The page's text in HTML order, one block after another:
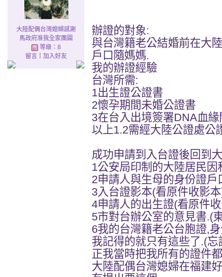
大陸配偶台灣媳婦感謝
馬政府准我全家團圓
等級：8
留言｜ 加入好友
辦證的對象:
與台灣籍老公結婚前在大
戶口隨媽媽.
我的辦證經驗
台灣所需:
1出生證公證書
2懷孕期間未婚公證書
3在台入出境簽署DNA血
以上1.2需經大陸公證處公
成功申請到入台證後回到
1公安局印制的大陸居民因
2申請人與生母的身份證
3入台證影本(看原件收影
4申請人的出生證(看原件
5市對台辦公室的意見書.(
6我的台灣籍老公台胞證,
我記得的就只有這些了.(
正我當時把我所有的證件
大陸配偶台灣媳婦在福建